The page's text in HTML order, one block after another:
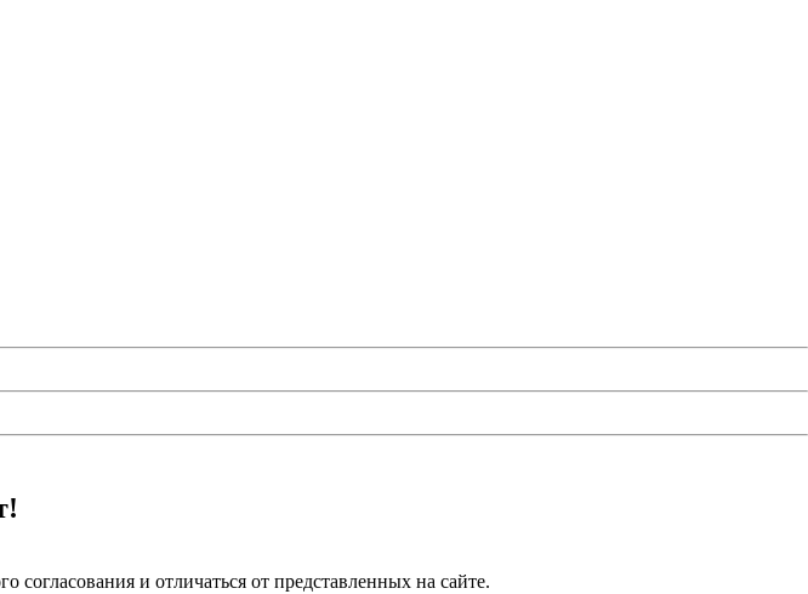
согласования и отличаться от представленных на сайте.